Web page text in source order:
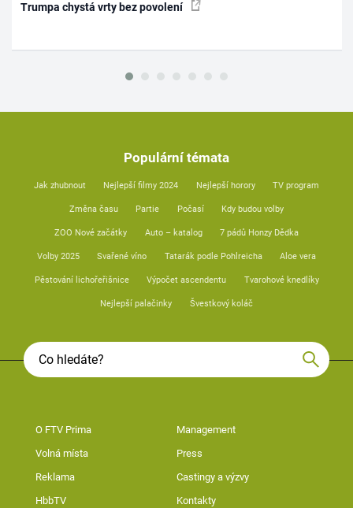
Trumpa chystá vrty bez povolení
Populární témata
Jak zhubnout Nejlepší filmy 2024 Nejlepší horory TV program
Změna času Partie Počasí Kdy budou volby
ZOO Nové začátky Auto – katalog 7 pádů Honzy Dědka
Volby 2025 Svařené víno Tatarák podle Pohlreicha Aloe vera
Pěstování lichořeřišnice Výpočet ascendentu Tvarohové knedlíky
Nejlepší palačinky Švestkový koláč
O FTV Prima Management
Volná místa Press
Reklama Castingy a výzvy
HbbTV Kontakty